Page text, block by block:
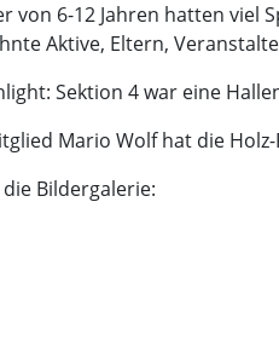
von 6-12 Jahren hatten viel
Aktive, Eltern,
Sektion 4 war eine
Mario Wolf hat die
Bildergalerie: